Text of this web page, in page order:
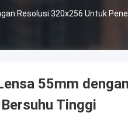
Resolusi 320x256 Untuk
55mm
Tinggi